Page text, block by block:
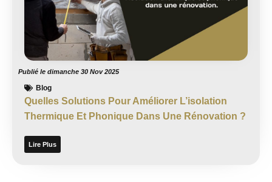
Publié le dimanche 30 Nov 2025
Blog
Quelles Solutions Pour Améliorer L’isolation
Thermique Et Phonique Dans Une Rénovation ?
Lire Plus